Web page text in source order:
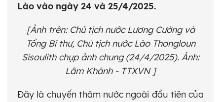
Lào vào ngày 24 và 25/4/2025.
[Ảnh trên: Chủ tịch nước Lương Cường và
Tổng Bí thư, Chủ tịch nước Lào Thongloun
Sisoulith chụp ảnh chung (24/4/2025). Ảnh:
Lâm Khánh - TTXVN ]
Đây là chuyến thăm nước ngoài đầu tiên của